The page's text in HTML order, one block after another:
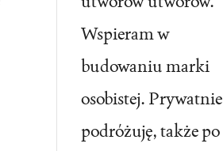
Wspieram w
budowaniu marki
osobistej. Prywatnie
podróżuję, także po